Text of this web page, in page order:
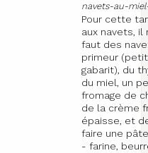
navets-au-
Pour cette
aux navets, il
faut des
primeur (petit
gabarit), du
du miel, un
fromage de
de la crème
épaisse, et
faire une
- farine,